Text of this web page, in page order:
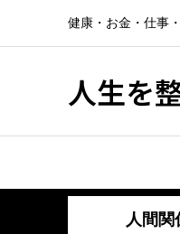
健康・お金・仕事
人生を
人間関